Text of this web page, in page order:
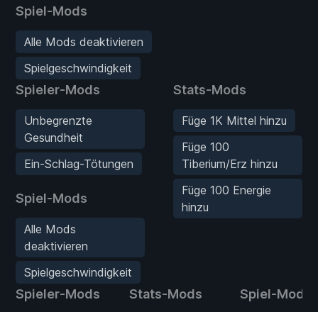
Spiel-Mods
Alle Mods deaktivieren
Spielgeschwindigkeit
Spieler-Mods
Unbegrenzte
Gesundheit
Ein-Schlag-Tötungen
Spiel-Mods
Alle Mods
deaktivieren
Spielgeschwindigkeit
Stats-Mods
Füge 1K Mittel hinzu
Füge 100
Tiberium/Erz hinzu
Füge 100 Energie
hinzu
Spieler-Mods Stats-Mods Spiel-Mods